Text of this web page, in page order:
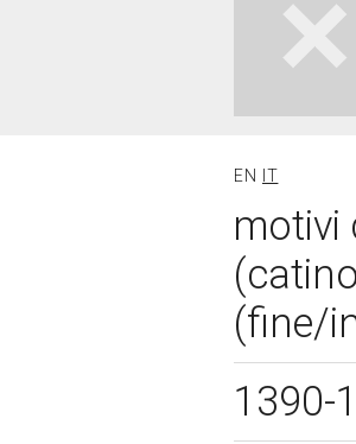
EN IT
motivi
(fine/
1390-